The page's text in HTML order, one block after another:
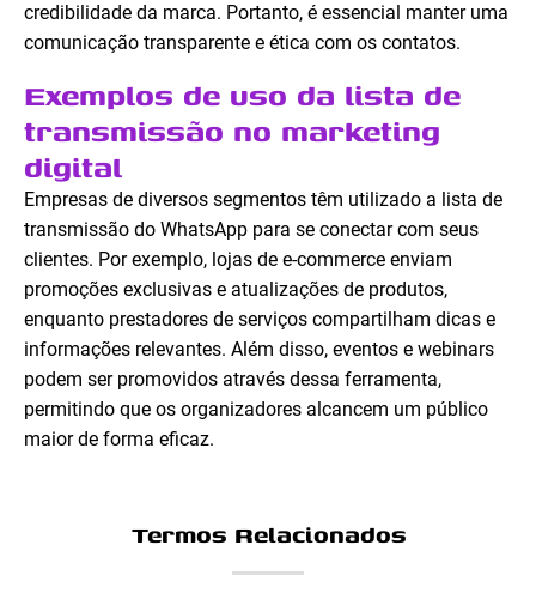
credibilidade da marca. Portanto, é essencial manter uma
comunicação transparente e ética com os contatos.
Exemplos de uso da lista de
transmissão no marketing
digital
Empresas de diversos segmentos têm utilizado a lista de
transmissão do WhatsApp para se conectar com seus
clientes. Por exemplo, lojas de e-commerce enviam
promoções exclusivas e atualizações de produtos,
enquanto prestadores de serviços compartilham dicas e
informações relevantes. Além disso, eventos e webinars
podem ser promovidos através dessa ferramenta,
permitindo que os organizadores alcancem um público
maior de forma eficaz.
Termos Relacionados